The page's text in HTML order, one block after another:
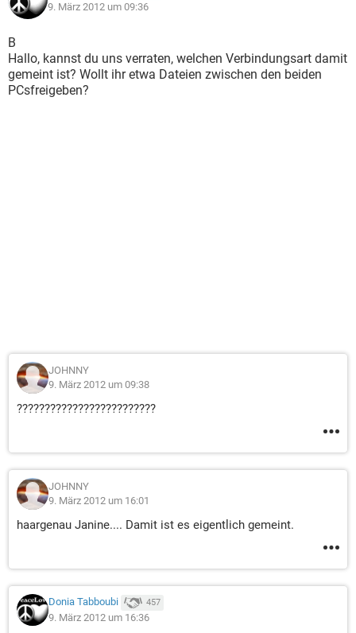
9. März 2012 um 09:36
B
Hallo, kannst du uns verraten, welchen Verbindungsart damit
gemeint ist? Wollt ihr etwa Dateien zwischen den beiden
PCsfreigeben?
JOHNNY
9. März 2012 um 09:38
?????????????????????????
JOHNNY
9. März 2012 um 16:01
haargenau Janine.... Damit ist es eigentlich gemeint.
Donia Tabboubi 457
9. März 2012 um 16:36